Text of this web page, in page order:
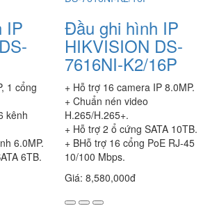
IP
1 cổng
kênh
6.0MP.
6TB.
Đầu ghi hình IP
HIKVISION DS-
7616NI-K2/16P
+ Hỗ trợ 16 camera IP 8.0MP.
+ Chuẩn nén video
H.265/H.265+.
+ Hỗ trợ 2 ổ cứng SATA 10TB.
+ BHỗ trợ 16 cổng PoE RJ-45
10/100 Mbps.
Giá: 8,580,000đ